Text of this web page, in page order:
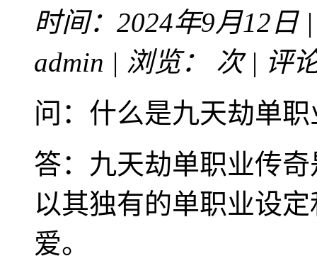
时间：2024年9月12日
admin | 浏览：
次 | 评
问：什么是九天劫单
答：九天劫单职业传
以其独有的单职业设
爱。